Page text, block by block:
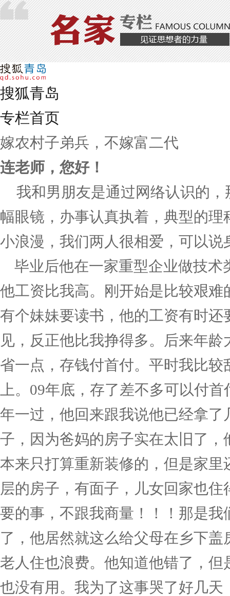
搜狐青岛
专栏首页
嫁农村子弟兵，不嫁富二代
连老师，您好！
我和男朋友是通过网络认识的，
幅眼镜，办事认真执着，典型的
小浪漫，我们两人很相爱，可以
毕业后他在一家重型企业做技术
他工资比我高。刚开始是比较艰
有个妹妹要读书，他的工资有时
见，反正他比我挣得多。后来年
省一点，存钱付首付。平时我比
上。09年底，存了差不多可以付
年一过，他回来跟我说他已经拿
子，因为爸妈的房子实在太旧了
本来只打算重新装修的，但是家
层的房子，有面子，儿女回家也
要的事，不跟我商量！！！那是
了，他居然就这么给父母在乡下
老人住也浪费。他知道他错了，
也没有用。我为了这事哭了好几